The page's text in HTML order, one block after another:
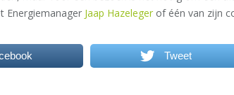
Energiemanager Jaap Hazeleger of één van zijn
Tweet